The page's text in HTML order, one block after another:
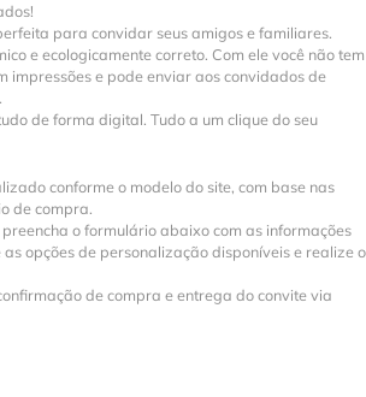
para convidar seus amigos e familiares.
e ecologicamente correto. Com ele você não tem
impressões e pode enviar aos convidados de
de forma digital. Tudo a um clique do seu
conforme o modelo do site, com base nas
de compra.
o formulário abaixo com as informações
opções de personalização disponíveis e realize o
de compra e entrega do convite via